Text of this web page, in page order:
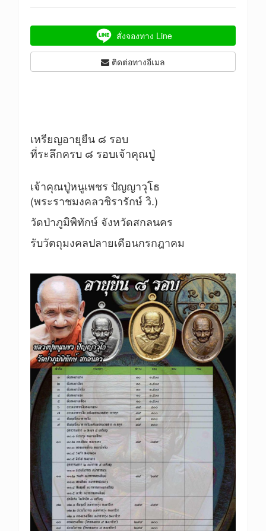
สั่งจองทาง Line
ติดต่อทางอีเมล
เหรียญอายุยืน ๘ รอบ
ที่ระลึกครบ ๘ รอบเจ้าคุณปู่
เจ้าคุณปู่หนูเพชร ปัญญาวุโธ
(พระราชมงคลวชิรารักษ์ วิ.)
วัดป่าภูมิพิทักษ์ จังหวัดสกลนคร
รับวัตถุมงคลปลายเดือนกรกฎาคม